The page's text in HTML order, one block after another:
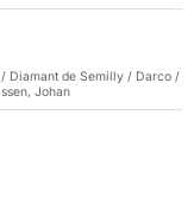
Diamant de Semilly / Darco /
Johan